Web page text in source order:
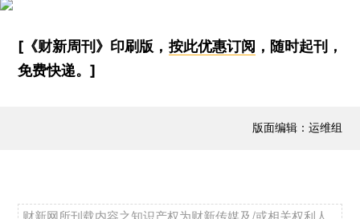
[《财新周刊》印刷版， 按此优惠订阅 ，随时起刊，
免费快递。]
版面编辑：运维组